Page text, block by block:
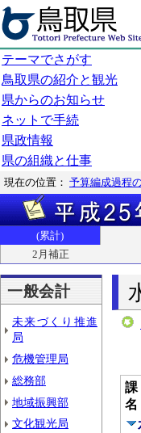
テーマでさがす
鳥取県の紹介と観光
県からのお知らせ
ネットで手続
県政情報
県の組織と仕事
現在の位置： 予算編成過程
(累計)
2月補正
一般会計
未来づくり推進
局
危機管理局
総務部
地域振興部
文化観光局
課
名